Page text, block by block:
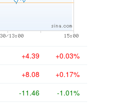
+4.39 +0.03%
+8.08 +0.17%
-11.46 -1.01%